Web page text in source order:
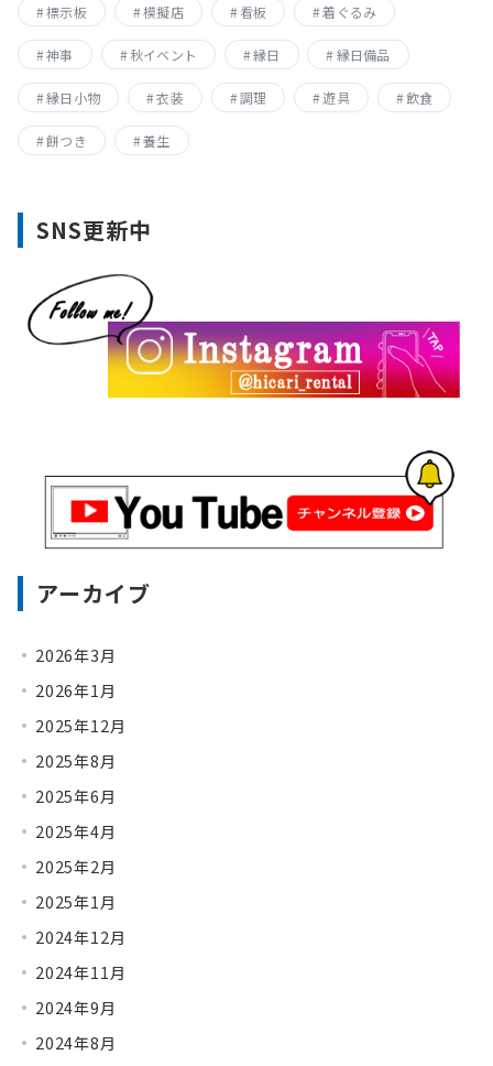
標示板 模擬店 看板 着ぐるみ
神事 秋イベント 縁日 縁日備品
縁日小物 衣装 調理 遊具 飲食
餅つき 養生
SNS更新中
アーカイブ
2026年3月
2026年1月
2025年12月
2025年8月
2025年6月
2025年4月
2025年2月
2025年1月
2024年12月
2024年11月
2024年9月
2024年8月